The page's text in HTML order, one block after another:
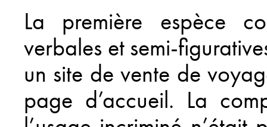
La première espèce
verbales et semi-
un site de vente de
page d’accueil. La